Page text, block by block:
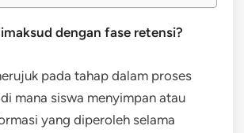
dengan fase retensi?
pada tahap dalam proses
mana siswa menyimpan atau
yang diperoleh selama